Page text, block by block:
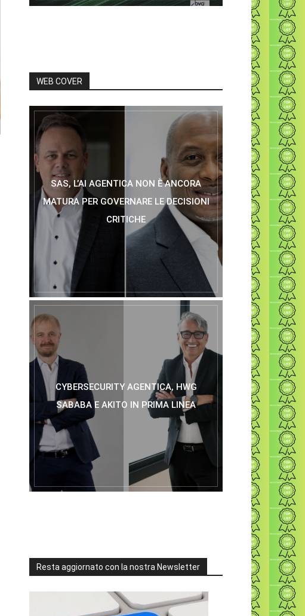
WEB COVER
SAS, L’AI AGENTICA NON È ANCORA
MATURA PER GOVERNARE LE DECISIONI
CRITICHE
CYBERSECURITY AGENTICA, HWG
SABABA E AKITO IN PRIMA LINEA
Resta aggiornato con la nostra Newsletter